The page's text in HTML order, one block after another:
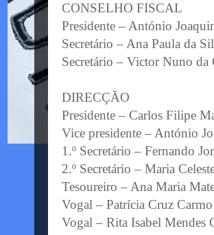
CONSELHO FISCAL
Presidente – António
Secretário – Ana Paula da
Secretário – Victor Nuno
DIRECÇÃO
Presidente – Carlos Filipe
Vice presidente – António
1.º Secretário – Fernando
2.º Secretário – Maria
Tesoureiro – Ana Maria
Vogal – Patrícia Cruz
Vogal – Rita Isabel Mendes